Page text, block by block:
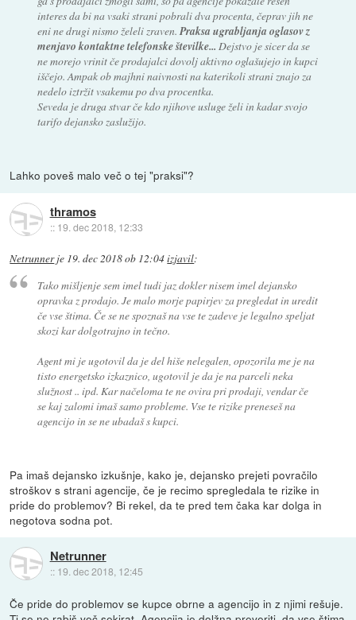
interes da bi na vsaki strani pobrali dva procenta, čeprav jih ne
eni ne drugi nismo želeli zraven. Praksa ugrabljanja oglasov z
menjavo kontaktne telefonske številke... Dejstvo je sicer da se
ne morejo vrinit če prodajalci dovolj aktivno oglašujejo in kupci
iščejo. Ampak ob majhni naivnosti na katerikoli strani znajo za
nedelo iztržit vsakemu po dva procentka.
Seveda je druga stvar če kdo njihove usluge želi in kadar svojo
tarifo dejansko zaslužijo.
Lahko poveš malo več o tej "praksi"?
thramos
:: 19. dec 2018, 12:33
Netrunnerje 19. dec 2018 ob 12:04izjavil:
Tako mišljenje sem imel tudi jaz dokler nisem imel dejansko
opravka z prodajo. Je malo morje papirjev za pregledat in uredit
če vse štima. Če se ne spoznaš na vse te zadeve je legalno speljat
skozi kar dolgotrajno in tečno.
Agent mi je ugotovil da je del hiše nelegalen, opozorila me je na
tisto energetsko izkaznico, ugotovil je da je na parceli neka
služnost .. ipd. Kar načeloma te ne ovira pri prodaji, vendar če
se kaj zalomi imaš samo probleme. Vse te rizike preneseš na
agencijo in se ne ubadaš s kupci.
Pa imaš dejansko izkušnje, kako je, dejansko prejeti povračilo
stroškov s strani agencije, če je recimo spregledala te rizike in
pride do problemov? Bi rekel, da te pred tem čaka kar dolga in
negotova sodna pot.
Netrunner
:: 19. dec 2018, 12:45
Če pride do problemov se kupce obrne a agencijo in z njimi rešuje.